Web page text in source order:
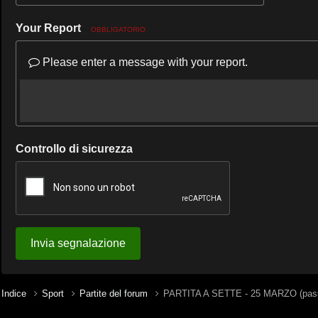
Your Report OBBLIGATORIO
Please enter a message with your report.
Controllo di sicurezza
Invia segnalazione
Indice Sport Partite del forum PARTITA A SETTE - 25 MARZO